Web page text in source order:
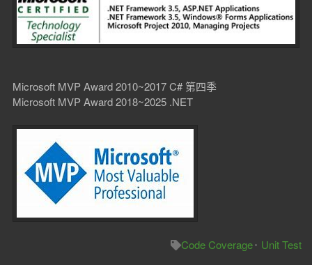
Microsoft MVP Award 2010~2017 C# 第四季
Microsoft MVP Award 2018~2025 .NET
Code Coverage Unit Test